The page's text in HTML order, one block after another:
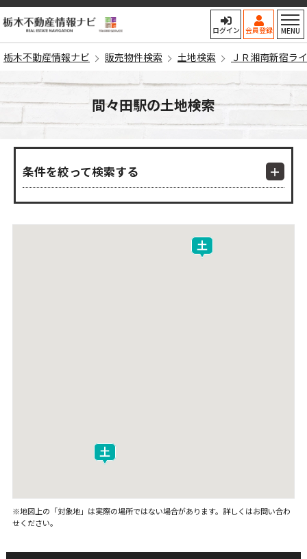
栃木不動産情報ナビ
ログイン 会員登録 MENU
栃木不動産情報ナビ 販売物件検索 土地検索 ＪＲ湘南新宿ラ
間々田駅の土地検索
条件を絞って検索する
※地図上の「対象地」は実際の場所ではない場合があります。詳しくはお問い合わ
せください。